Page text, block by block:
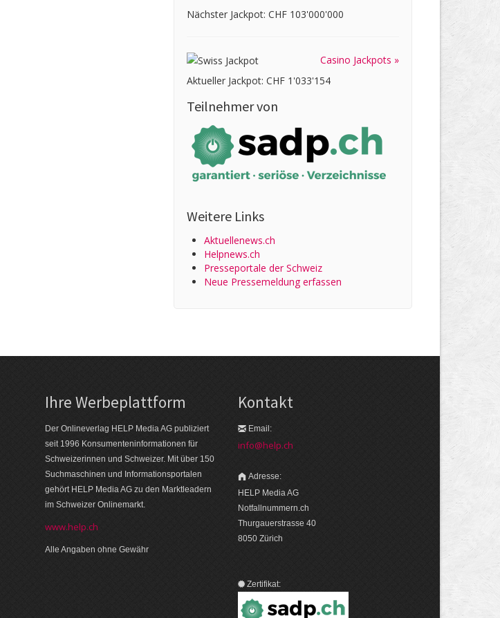
Nächster Jackpot: CHF 103'000'000
Casino Jackpots »
Aktueller Jackpot: CHF 1'033'154
Teilnehmer von
Weitere Links
Aktuellenews.ch
Helpnews.ch
Presseportale der Schweiz
Neue Pressemeldung erfassen
Ihre Werbeplattform
Der Onlineverlag HELP Media AG publiziert
seit 1996 Konsumenten­informationen für
Schweizerinnen und Schweizer. Mit über 150
Suchmaschinen und Informations­portalen
gehört HELP Media AG zu den Markt­leadern
im Schweizer Onlinemarkt.
www.help.ch
Alle Angaben ohne Gewähr
Kontakt
Email:
info@help.ch
Adresse:
HELP Media AG
Notfallnummern.ch
Thurgauerstrasse 40
8050 Zürich
Zertifikat: